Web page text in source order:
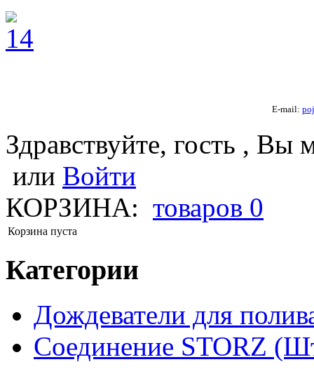
E-mail:
Здравствуйте, гость , Вы
или Войти
КОРЗИНА: товаров 0
Корзина пуста
Категории
Дождеватели для
Соединение STORZ